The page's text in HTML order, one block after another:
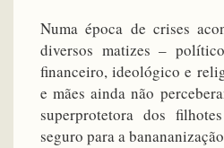
Numa época de crises
diversos matizes –
financeiro, ideológico e
e mães ainda não
superprotetora dos
seguro para a